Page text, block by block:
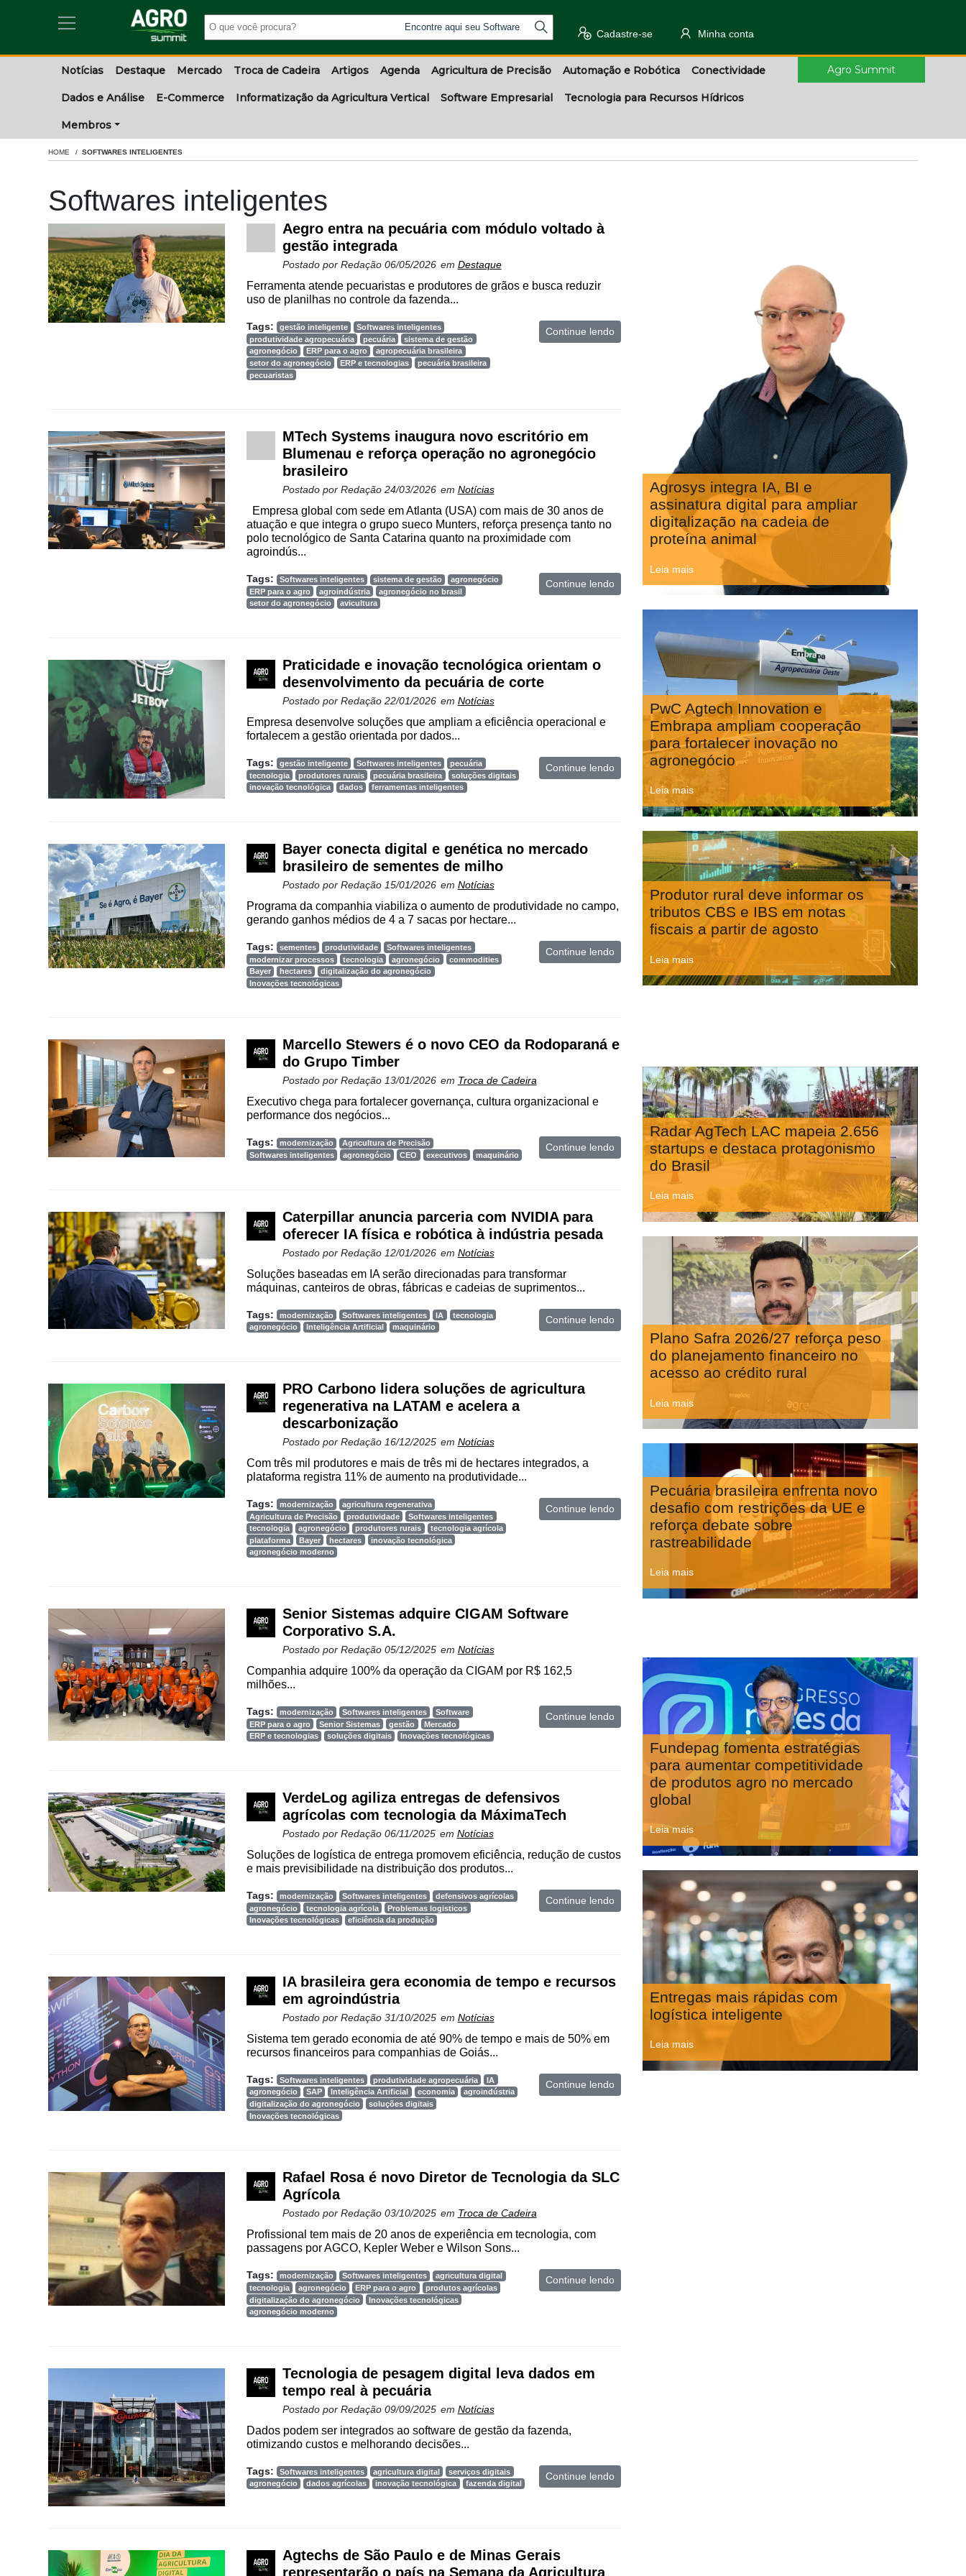
Mercado
Conectividade
Commerce
Informatização
Agricultura
Recursos
Liberali
Netrin
Consulting
Manager
Encontre aqui seu Software
Cadastre-se Minha conta
Notícias Destaque Mercado Troca de Cadeira Artigos Agenda Agricultura de Precisão Automação e Robótica Conectividade
Dados e Análise E-Commerce Informatização da Agricultura Vertical Software Empresarial Tecnologia para Recursos Hídricos
Membros
Agro Summit
HOME SOFTWARES INTELIGENTES
Softwares inteligentes
Aegro entra na pecuária com módulo voltado à
gestão integrada
Postado por Redação 06/05/2026 em Destaque
Ferramenta atende pecuaristas e produtores de grãos e busca reduzir
uso de planilhas no controle da fazenda...
Tags: gestão inteligente
Softwares inteligentes
produtividade agropecuária
pecuária
sistema de gestão
agronegócio
ERP para o agro
agropecuária brasileira
setor do agronegócio
ERP e tecnologias
pecuária brasileira
pecuaristas
Continue lendo
MTech Systems inaugura novo escritório em
Blumenau e reforça operação no agronegócio
brasileiro
Postado por Redação 24/03/2026 em Notícias
Empresa global com sede em Atlanta (USA) com mais de 30 anos de
atuação e que integra o grupo sueco Munters, reforça presença tanto no
polo tecnológico de Santa Catarina quanto na proximidade com
agroindús...
Tags: Softwares inteligentes sistema de gestão
agronegócio
ERP para o agro
agroindústria
agronegócio no brasil
setor do agronegócio
avicultura
Continue lendo
Praticidade e inovação tecnológica orientam o
desenvolvimento da pecuária de corte
Postado por Redação 22/01/2026 em Notícias
Empresa desenvolve soluções que ampliam a eficiência operacional e
fortalecem a gestão orientada por dados...
Tags: gestão inteligente Softwares inteligentes
pecuária
tecnologia
produtores rurais pecuária brasileira
soluções digitais
inovação tecnológica
dados ferramentas inteligentes
Continue lendo
Bayer conecta digital e genética no mercado
brasileiro de sementes de milho
Postado por Redação 15/01/2026 em Notícias
Programa da companhia viabiliza o aumento de produtividade no campo,
gerando ganhos médios de 4 a 7 sacas por hectare...
Tags: sementes produtividade
Softwares inteligentes
modernizar processos
tecnologia agronegócio
commodities
Bayer
hectares
digitalização do agronegócio
Inovações tecnológicas
Continue lendo
Marcello Stewers é o novo CEO da Rodoparaná e
do Grupo Timber
Postado por Redação 13/01/2026 em Troca de Cadeira
Executivo chega para fortalecer governança, cultura organizacional e
performance dos negócios...
Tags: modernização
Agricultura de Precisão
Softwares inteligentes
agronegócio CEO executivos maquinário
Continue lendo
Caterpillar anuncia parceria com NVIDIA para
oferecer IA física e robótica à indústria pesada
Postado por Redação 12/01/2026 em Notícias
Soluções baseadas em IA serão direcionadas para transformar
máquinas, canteiros de obras, fábricas e cadeias de suprimentos...
Tags: modernização Softwares inteligentes IA
tecnologia
agronegócio
Inteligência Artificial maquinário
Continue lendo
PRO Carbono lidera soluções de agricultura
regenerativa na LATAM e acelera a
descarbonização
Postado por Redação 16/12/2025 em Notícias
Com três mil produtores e mais de três mi de hectares integrados, a
plataforma registra 11% de aumento na produtividade...
Tags: modernização
agricultura regenerativa
Agricultura de Precisão
produtividade
Softwares inteligentes
tecnologia
agronegócio produtores rurais
tecnologia agrícola
plataforma
Bayer hectares
inovação tecnológica
agronegócio moderno
Continue lendo
Senior Sistemas adquire CIGAM Software
Corporativo S.A.
Postado por Redação 05/12/2025 em Notícias
Companhia adquire 100% da operação da CIGAM por R$ 162,5
milhões...
Tags: modernização Softwares inteligentes
Software
ERP para o agro
Senior Sistemas gestão
Mercado
ERP e tecnologias
soluções digitais Inovações tecnológicas
Continue lendo
VerdeLog agiliza entregas de defensivos
agrícolas com tecnologia da MáximaTech
Postado por Redação 06/11/2025 em Notícias
Soluções de logística de entrega promovem eficiência, redução de custos
e mais previsibilidade na distribuição dos produtos...
Tags: modernização Softwares inteligentes
defensivos agrícolas
agronegócio
tecnologia agrícola
Problemas logisticos
Inovações tecnológicas
eficiência da produção
Continue lendo
IA brasileira gera economia de tempo e recursos
em agroindústria
Postado por Redação 31/10/2025 em Notícias
Sistema tem gerado economia de até 90% de tempo e mais de 50% em
recursos financeiros para companhias de Goiás...
Tags: Softwares inteligentes produtividade agropecuária
IA
agronegócio
SAP Inteligência Artificial economia
agroindústria
digitalização do agronegócio
soluções digitais
Inovações tecnológicas
Continue lendo
Rafael Rosa é novo Diretor de Tecnologia da SLC
Agrícola
Postado por Redação 03/10/2025 em Troca de Cadeira
Profissional tem mais de 20 anos de experiência em tecnologia, com
passagens por AGCO, Kepler Weber e Wilson Sons...
Tags: modernização Softwares inteligentes
agricultura digital
tecnologia
agronegócio ERP para o agro
produtos agrícolas
digitalização do agronegócio
Inovações tecnológicas
agronegócio moderno
Continue lendo
Tecnologia de pesagem digital leva dados em
tempo real à pecuária
Postado por Redação 09/09/2025 em Notícias
Dados podem ser integrados ao software de gestão da fazenda,
otimizando custos e melhorando decisões...
Tags: Softwares inteligentes agricultura digital
serviços digitais
agronegócio
dados agrícolas inovação tecnológica fazenda digital
Continue lendo
Agtechs de São Paulo e de Minas Gerais
representarão o país na Semana da Agricultura
Agrosys integra IA, BI e
assinatura digital para ampliar
digitalização na cadeia de
proteína animal
Leia mais
PwC Agtech Innovation e
Embrapa ampliam cooperação
para fortalecer inovação no
agronegócio
Leia mais
Produtor rural deve informar os
tributos CBS e IBS em notas
fiscais a partir de agosto
Leia mais
Radar AgTech LAC mapeia 2.656
startups e destaca protagonismo
do Brasil
Leia mais
Plano Safra 2026/27 reforça peso
do planejamento financeiro no
acesso ao crédito rural
Leia mais
Pecuária brasileira enfrenta novo
desafio com restrições da UE e
reforça debate sobre
rastreabilidade
Leia mais
Fundepag fomenta estratégias
para aumentar competitividade
de produtos agro no mercado
global
Leia mais
Entregas mais rápidas com
logística inteligente
Leia mais